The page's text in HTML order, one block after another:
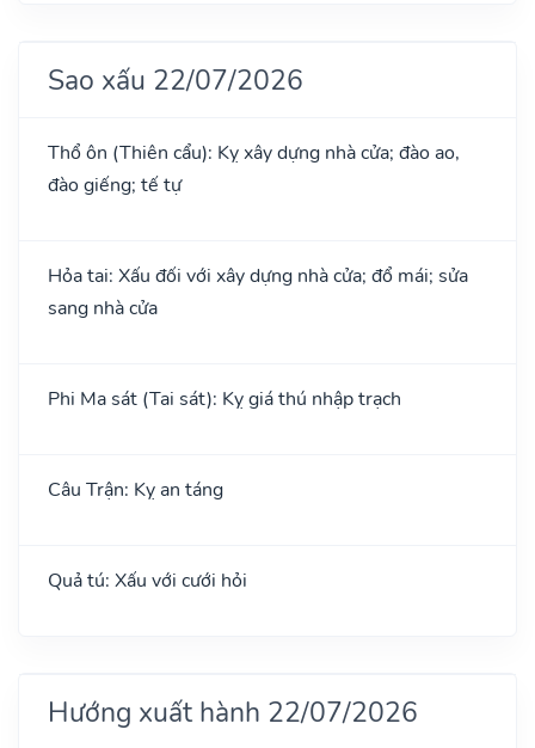
Sao xấu 22/07/2026
Thổ ôn (Thiên cẩu): Kỵ xây dựng nhà cửa; đào ao,
đào giếng; tế tự
Hỏa tai: Xấu đối với xây dựng nhà cửa; đổ mái; sửa
sang nhà cửa
Phi Ma sát (Tai sát): Kỵ giá thú nhập trạch
Câu Trận: Kỵ an táng
Quả tú: Xấu với cưới hỏi
Hướng xuất hành 22/07/2026